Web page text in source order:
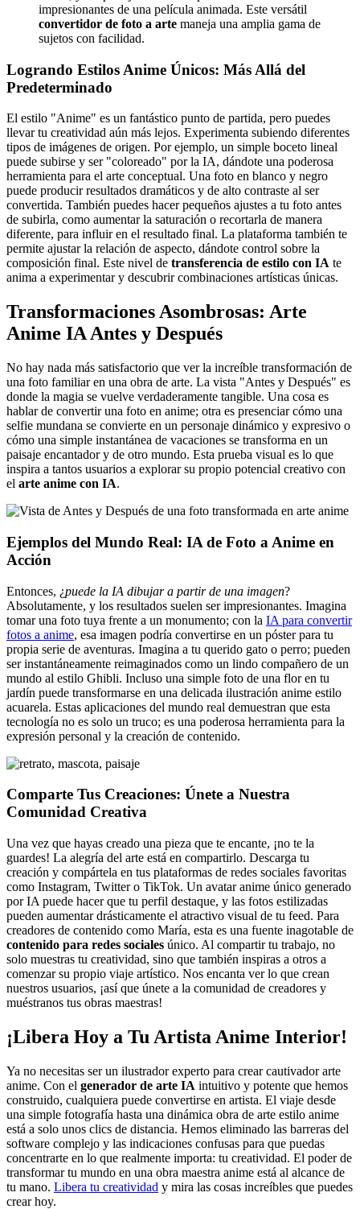
impresionantes de una película animada. Este versátil
convertidor de foto a arte maneja una amplia gama de
sujetos con facilidad.
Logrando Estilos Anime Únicos: Más Allá del
Predeterminado
El estilo "Anime" es un fantástico punto de partida, pero puedes
llevar tu creatividad aún más lejos. Experimenta subiendo diferentes
tipos de imágenes de origen. Por ejemplo, un simple boceto lineal
puede subirse y ser "coloreado" por la IA, dándote una poderosa
herramienta para el arte conceptual. Una foto en blanco y negro
puede producir resultados dramáticos y de alto contraste al ser
convertida. También puedes hacer pequeños ajustes a tu foto antes
de subirla, como aumentar la saturación o recortarla de manera
diferente, para influir en el resultado final. La plataforma también te
permite ajustar la relación de aspecto, dándote control sobre la
composición final. Este nivel de transferencia de estilo con IA te
anima a experimentar y descubrir combinaciones artísticas únicas.
Transformaciones Asombrosas: Arte
Anime IA Antes y Después
No hay nada más satisfactorio que ver la increíble transformación de
una foto familiar en una obra de arte. La vista "Antes y Después" es
donde la magia se vuelve verdaderamente tangible. Una cosa es
hablar de convertir una foto en anime; otra es presenciar cómo una
selfie mundana se convierte en un personaje dinámico y expresivo o
cómo una simple instantánea de vacaciones se transforma en un
paisaje encantador y de otro mundo. Esta prueba visual es lo que
inspira a tantos usuarios a explorar su propio potencial creativo con
el arte anime con IA.
Ejemplos del Mundo Real: IA de Foto a Anime en
Acción
Entonces, ¿puede la IA dibujar a partir de una imagen?
Absolutamente, y los resultados suelen ser impresionantes. Imagina
tomar una foto tuya frente a un monumento; con la IA para convertir
fotos a anime, esa imagen podría convertirse en un póster para tu
propia serie de aventuras. Imagina a tu querido gato o perro; pueden
ser instantáneamente reimaginados como un lindo compañero de un
mundo al estilo Ghibli. Incluso una simple foto de una flor en tu
jardín puede transformarse en una delicada ilustración anime estilo
acuarela. Estas aplicaciones del mundo real demuestran que esta
tecnología no es solo un truco; es una poderosa herramienta para la
expresión personal y la creación de contenido.
Comparte Tus Creaciones: Únete a Nuestra
Comunidad Creativa
Una vez que hayas creado una pieza que te encante, ¡no te la
guardes! La alegría del arte está en compartirlo. Descarga tu
creación y compártela en tus plataformas de redes sociales favoritas
como Instagram, Twitter o TikTok. Un avatar anime único generado
por IA puede hacer que tu perfil destaque, y las fotos estilizadas
pueden aumentar drásticamente el atractivo visual de tu feed. Para
creadores de contenido como María, esta es una fuente inagotable de
contenido para redes sociales único. Al compartir tu trabajo, no
solo muestras tu creatividad, sino que también inspiras a otros a
comenzar su propio viaje artístico. Nos encanta ver lo que crean
nuestros usuarios, ¡así que únete a la comunidad de creadores y
muéstranos tus obras maestras!
¡Libera Hoy a Tu Artista Anime Interior!
Ya no necesitas ser un ilustrador experto para crear cautivador arte
anime. Con el generador de arte IA intuitivo y potente que hemos
construido, cualquiera puede convertirse en artista. El viaje desde
una simple fotografía hasta una dinámica obra de arte estilo anime
está a solo unos clics de distancia. Hemos eliminado las barreras del
software complejo y las indicaciones confusas para que puedas
concentrarte en lo que realmente importa: tu creatividad. El poder de
transformar tu mundo en una obra maestra anime está al alcance de
tu mano. Libera tu creatividad y mira las cosas increíbles que puedes
crear hoy.